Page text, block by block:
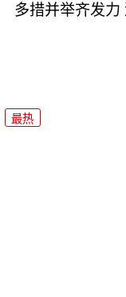
多措并举齐发力
最热